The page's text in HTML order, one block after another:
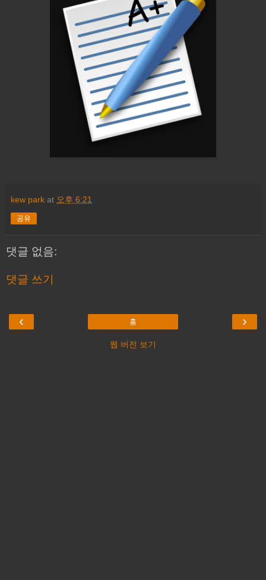
kew park at 오후 6:21
공유
댓글 없음:
댓글 쓰기
‹ ›
홈
웹 버전 보기